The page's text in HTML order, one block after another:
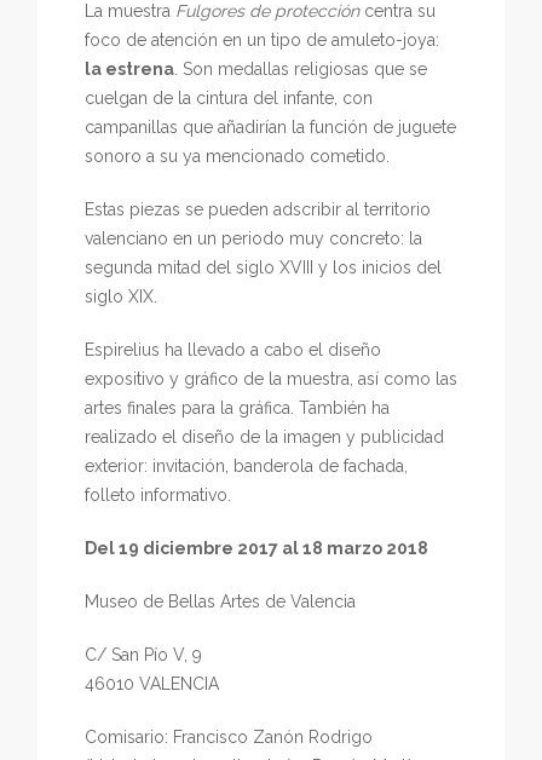
La muestra Fulgores de proteccióncentra su
foco de atención en un tipo de amuleto-joya:
la estrena. Son medallas religiosas que se
cuelgan de la cintura del infante, con
campanillas que añadirían la función de juguete
sonoro a su ya mencionado cometido.
Estas piezas se pueden adscribir al territorio
valenciano en un periodo muy concreto: la
segunda mitad del siglo XVIII y los inicios del
siglo XIX.
Espirelius ha llevado a cabo el diseño
expositivo y gráfico de la muestra, así como las
artes finales para la gráfica. También ha
realizado el diseño de la imagen y publicidad
exterior: invitación, banderola de fachada,
folleto informativo.
Del 19 diciembre 2017 al 18 marzo 2018
Museo de Bellas Artes de Valencia
C/ San Pío V, 9
46010 VALENCIA
Comisario: Francisco Zanón Rodrigo